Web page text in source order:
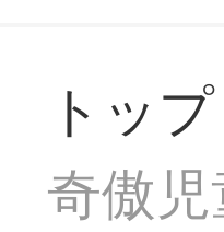
トップ
奇傲